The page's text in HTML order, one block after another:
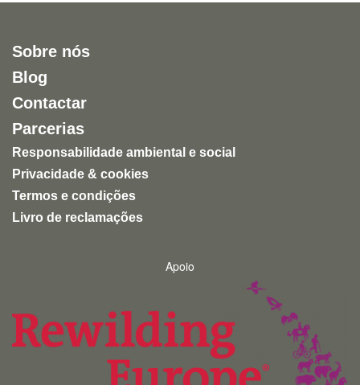
Sobre nós
Blog
Contactar
Parcerias
Responsabilidade ambiental e social
Privacidade & cookies
Termos e condições
Livro de reclamações
Apoio